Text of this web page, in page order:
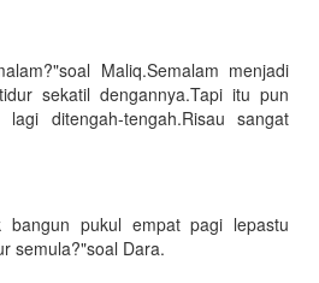
Maliq.Semalam menjadi
sekatil dengannya.Tapi itu pun
ditengah-tengah.Risau sangat
bangun pukul empat pagi lepastu
semula?"soal Dara.